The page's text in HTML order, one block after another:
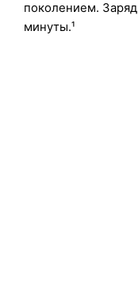
поколением.
минуты.¹